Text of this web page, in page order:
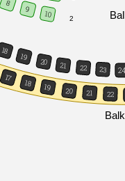
2
8
9 10
18
19
17
18
20 21
19 20
22 23
21
24
22